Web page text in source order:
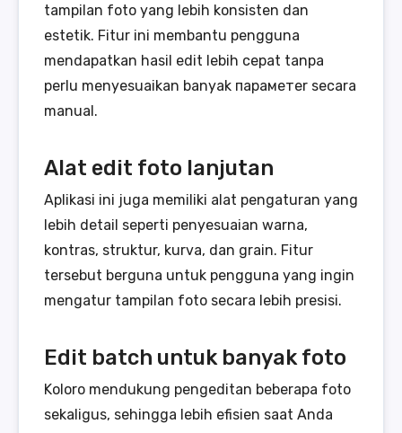
tampilan foto yang lebih konsisten dan
estetik. Fitur ini membantu pengguna
mendapatkan hasil edit lebih cepat tanpa
perlu menyesuaikan banyak параметer secara
manual.
Alat edit foto lanjutan
Aplikasi ini juga memiliki alat pengaturan yang
lebih detail seperti penyesuaian warna,
kontras, struktur, kurva, dan grain. Fitur
tersebut berguna untuk pengguna yang ingin
mengatur tampilan foto secara lebih presisi.
Edit batch untuk banyak foto
Koloro mendukung pengeditan beberapa foto
sekaligus, sehingga lebih efisien saat Anda